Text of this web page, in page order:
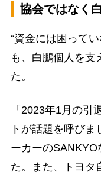
協会ではなく
“資金には困って
も、白鵬個人を支
た。
「2023年1月の引
トが話題を呼び
ーカーの
た。また、トヨタ